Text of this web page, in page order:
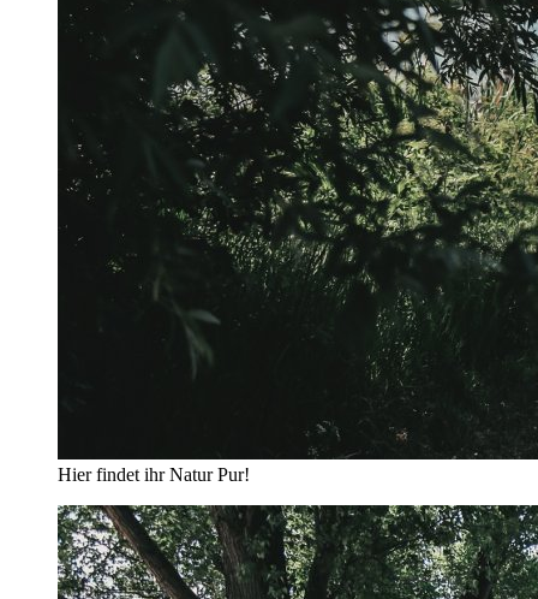
Hier findet ihr Natur Pur!